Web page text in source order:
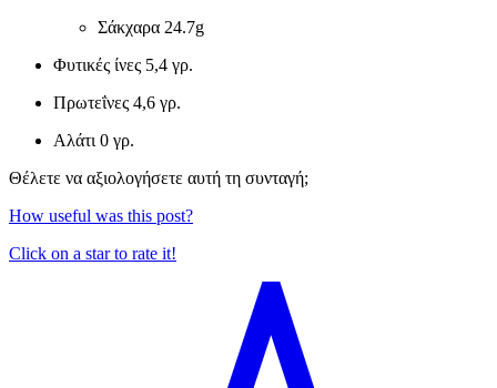
Σάκχαρα 24.7g
Φυτικές ίνες 5,4 γρ.
Πρωτεΐνες 4,6 γρ.
Αλάτι 0 γρ.
Θέλετε να αξιολογήσετε αυτή τη συνταγή;
How useful was this post?
Click on a star to rate it!